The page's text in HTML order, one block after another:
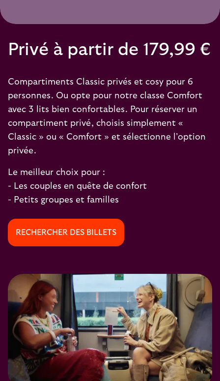
Privé à partir de 179,99 €
Compartiments Classic privés et cosy pour 6
personnes. Ou opte pour notre classe Comfort
avec 3 lits bien confortables. Pour réserver un
compartiment privé, choisis simplement «
Classic » ou « Comfort » et sélectionne l’option
privée.
Le meilleur choix pour :
- Les couples en quête de confort
- Petits groupes et familles
RECHERCHER DES BILLETS